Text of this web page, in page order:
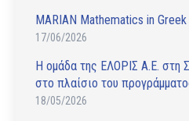
MARIAN Mathematics in
17/06/2026
Η ομάδα της ΕΛΟΡΙΣ Α.Ε. στη
στο πλαίσιο του
18/05/2026